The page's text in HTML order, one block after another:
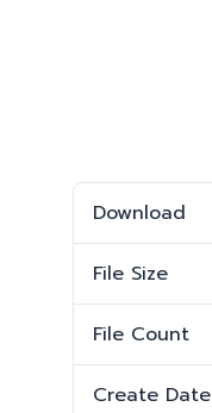
Download
File Size
File Count
Create Date